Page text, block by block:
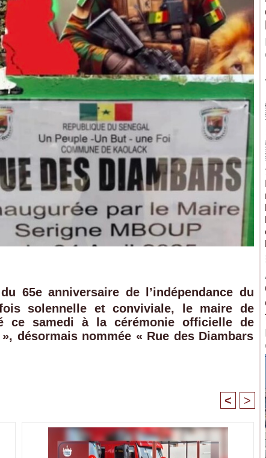
65e anniversaire de l’indépendance du
solennelle et conviviale, le maire de
ce samedi à la cérémonie officielle de
désormais nommée « Rue des Diambars
< >